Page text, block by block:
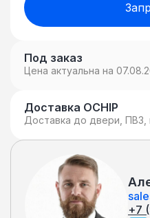
Под заказ
Цена актуальна на
Доставка OCHIP
Доставка до двери, ПВЗ,
+7